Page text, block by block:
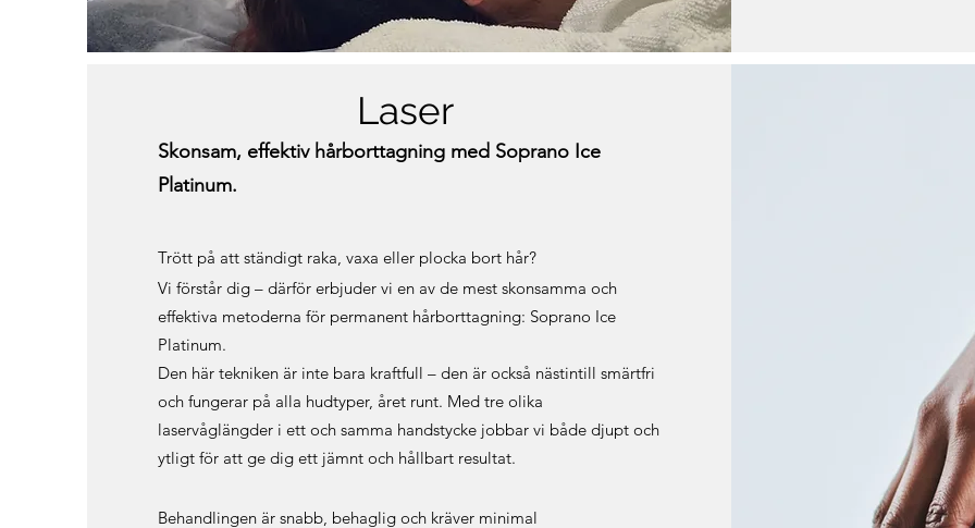
Laser
Skonsam, effektiv hårborttagning med Soprano Ice
Platinum.
Trött på att ständigt raka, vaxa eller plocka bort hår?
Vi förstår dig – därför erbjuder vi en av de mest skonsamma och
effektiva metoderna för permanent hårborttagning: Soprano Ice
Platinum.
Den här tekniken är inte bara kraftfull – den är också nästintill smärtfri
och fungerar på alla hudtyper, året runt. Med tre olika
laservåglängder i ett och samma handstycke jobbar vi både djupt och
ytligt för att ge dig ett jämnt och hållbart resultat.
Behandlingen är snabb, behaglig och kräver minimal